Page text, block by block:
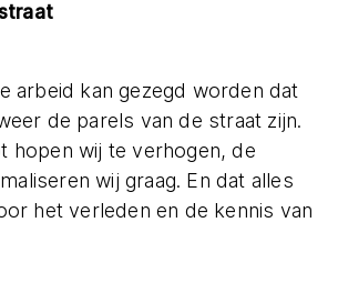
arbeid kan gezegd worden dat
de parels van de straat zijn.
hopen wij te verhogen, de
wij graag. En dat alles
het verleden en de kennis van